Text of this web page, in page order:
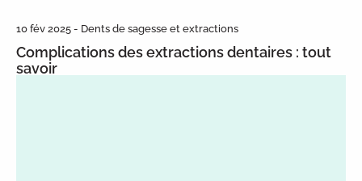
10 fév 2025 - Dents de sagesse et extractions
Complications des extractions dentaires : tout
savoir